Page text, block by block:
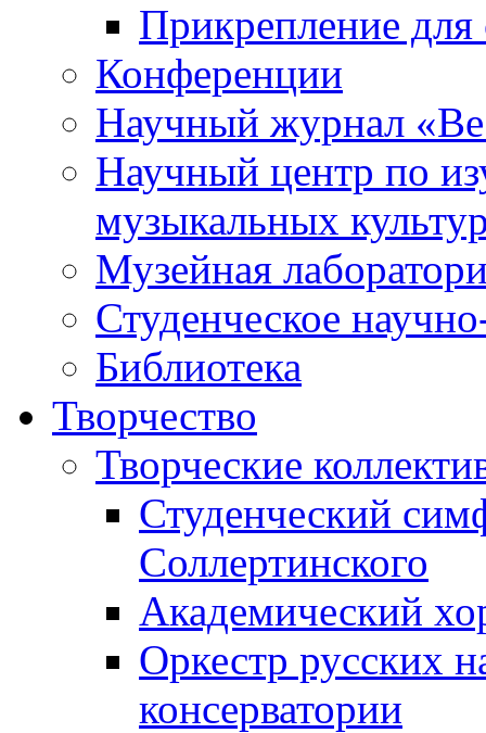
Прикрепление для
Конференции
Научный журнал
Научный центр по
музыкальных
Музейная
Студенческое
Библиотека
Творчество
Творческие
Студенческий
Соллертинского
Академический
Оркестр русских
консерватории